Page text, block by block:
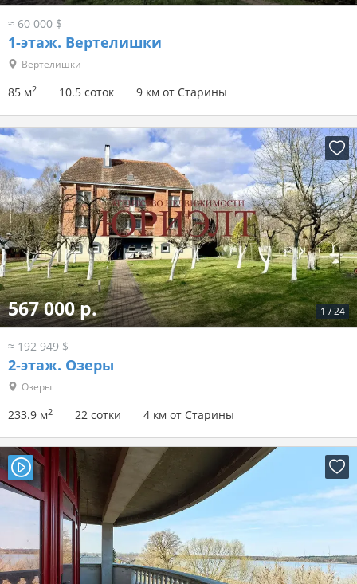
≈ 60 000 $
1-этаж. Вертелишки
Вертелишки
85 м2 10.5 соток 9 км от Старины
1 /24
567 000 р.
≈ 192 949 $
2-этаж. Озеры
Озеры
233.9 м2 22 сотки 4 км от Старины